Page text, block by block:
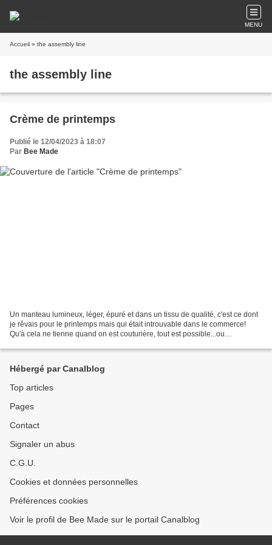
MENU
Accueil » the assembly line
the assembly line
Crème de printemps
Publié le 12/04/2023 à 18:07
Par Bee Made
Un manteau lumineux, léger, épuré et dans un tissu de qualité, c'est ce dont
je rêvais pour le printemps mais qui était introuvable dans le commerce!
Qu'à cela ne tienne quand on est couturière, tout est possible...ou
Hébergé par Canalblog
Top articles
Pages
Contact
Signaler un abus
C.G.U.
Cookies et données personnelles
Préférences cookies
Voir le profil de Bee Made sur le portail Canalblog